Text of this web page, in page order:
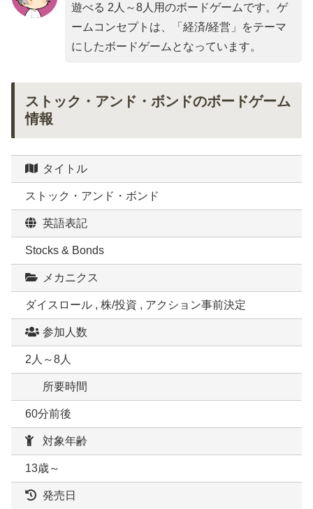
遊べる 2人～8人用のボードゲームです。ゲ
ームコンセプトは、「 経済/経営 」をテーマ
にしたボードゲームとなっています。
ストック・アンド・ボンドのボードゲーム
情報
タイトル
ストック・アンド・ボンド
英語表記
Stocks & Bonds
メカニクス
ダイスロール , 株/投資 , アクション事前決定
参加人数
2人～8人
所要時間
60分前後
対象年齢
13歳～
発売日